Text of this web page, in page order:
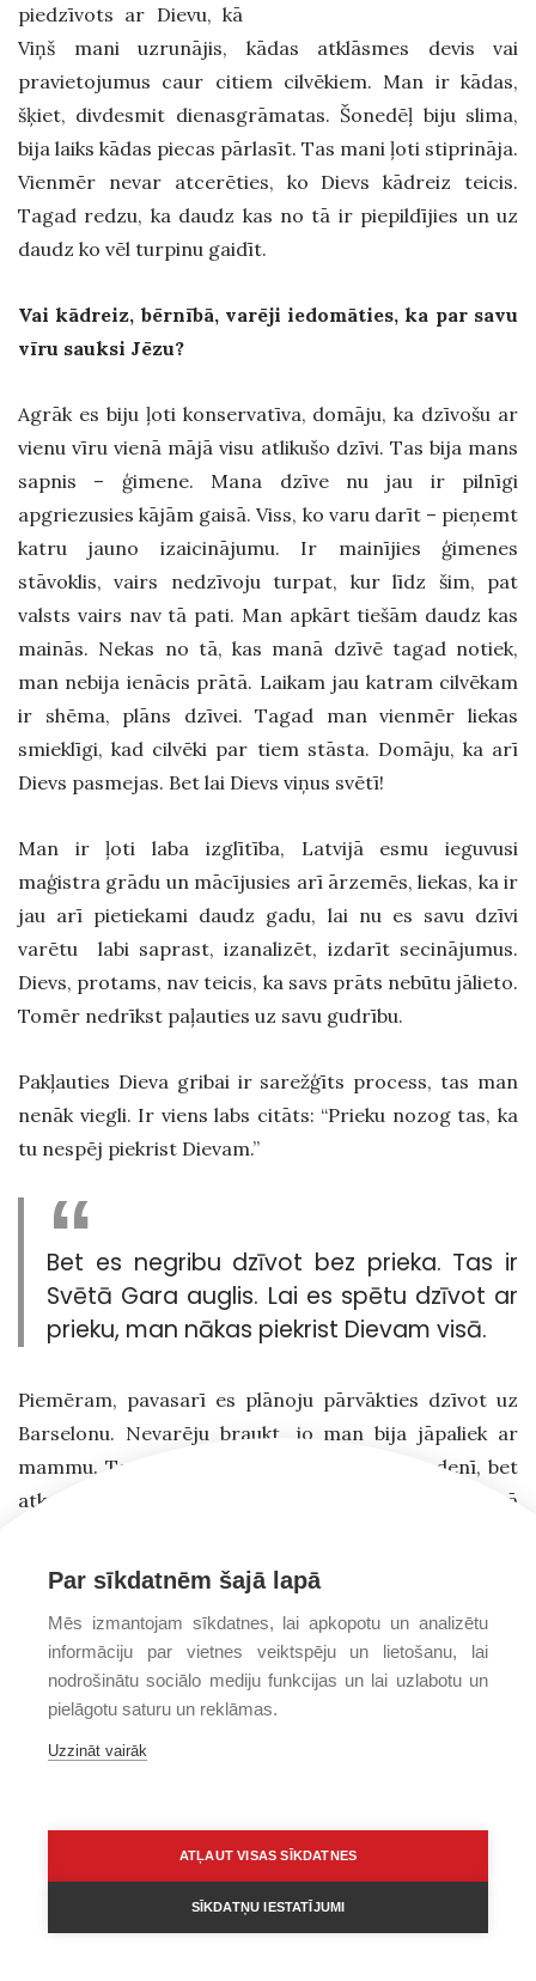
piedzīvots ar Dievu, kā
Viņš mani uzrunājis, kādas atklāsmes devis vai
pravietojumus caur citiem cilvēkiem. Man ir kādas,
šķiet, divdesmit dienasgrāmatas. Šonedēļ biju slima,
bija laiks kādas piecas pārlasīt. Tas mani ļoti stiprināja.
Vienmēr nevar atcerēties, ko Dievs kādreiz teicis.
Tagad redzu, ka daudz kas no tā ir piepildījies un uz
daudz ko vēl turpinu gaidīt.
Vai kādreiz, bērnībā, varēji iedomāties, ka par savu
vīru sauksi Jēzu?
Agrāk es biju ļoti konservatīva, domāju, ka dzīvošu ar
vienu vīru vienā mājā visu atlikušo dzīvi. Tas bija mans
sapnis – ģimene. Mana dzīve nu jau ir pilnīgi
apgriezusies kājām gaisā. Viss, ko varu darīt – pieņemt
katru jauno izaicinājumu. Ir mainījies ģimenes
stāvoklis, vairs nedzīvoju turpat, kur līdz šim, pat
valsts vairs nav tā pati. Man apkārt tiešām daudz kas
mainās. Nekas no tā, kas manā dzīvē tagad notiek,
man nebija ienācis prātā. Laikam jau katram cilvēkam
ir shēma, plāns dzīvei. Tagad man vienmēr liekas
smieklīgi, kad cilvēki par tiem stāsta. Domāju, ka arī
Dievs pasmejas. Bet lai Dievs viņus svētī!
Man ir ļoti laba izglītība, Latvijā esmu ieguvusi
maģistra grādu un mācījusies arī ārzemēs, liekas, ka ir
jau arī pietiekami daudz gadu, lai nu es savu dzīvi
varētu labi saprast, izanalizēt, izdarīt secinājumus.
Dievs, protams, nav teicis, ka savs prāts nebūtu jālieto.
Tomēr nedrīkst paļauties uz savu gudrību.
Pakļauties Dieva gribai ir sarežģīts process, tas man
nenāk viegli. Ir viens labs citāts: “Prieku nozog tas, ka
tu nespēj piekrist Dievam.”
Bet es negribu dzīvot bez prieka. Tas ir
Svētā Gara auglis. Lai es spētu dzīvot ar
prieku, man nākas piekrist Dievam visā.
Piemēram, pavasarī es plānoju pārvākties dzīvot uz
Barselonu. Nevarēju braukt, jo man bija jāpaliek ar
mammu. Tad gribēju braukt uz Barselonu rudenī, bet
atkal man bija jānoliek malā savs “es”, savi plāni sakarā
pagrieza pretējā virzienā. Gluži kā centrā iekāpt
tramvajā un braukt uz zoodārzu, bet te pēkšņi tevi ved
atpakaļ. Tas bija ļoti grūti. Dievs lauza manu “es” un
ilūziju, ka es zinu, kā ir labāk. Viņš man ir arī uzrādījis
pantu:“Paļaujies uz Kungu no visas sirds – uz paša
tur dari?
Tā būs mana jaunā
dzīves vieta. Kad
Par sīkdatnēm šajā lapā
Mēs izmantojam sīkdatnes, lai apkopotu un analizētu
informāciju par vietnes veiktspēju un lietošanu, lai
nodrošinātu sociālo mediju funkcijas un lai uzlabotu un
pielāgotu saturu un reklāmas.
Uzzināt vairāk
ATĻAUT VISAS SĪKDATNES
SĪKDATŅU IESTATĪJUMI